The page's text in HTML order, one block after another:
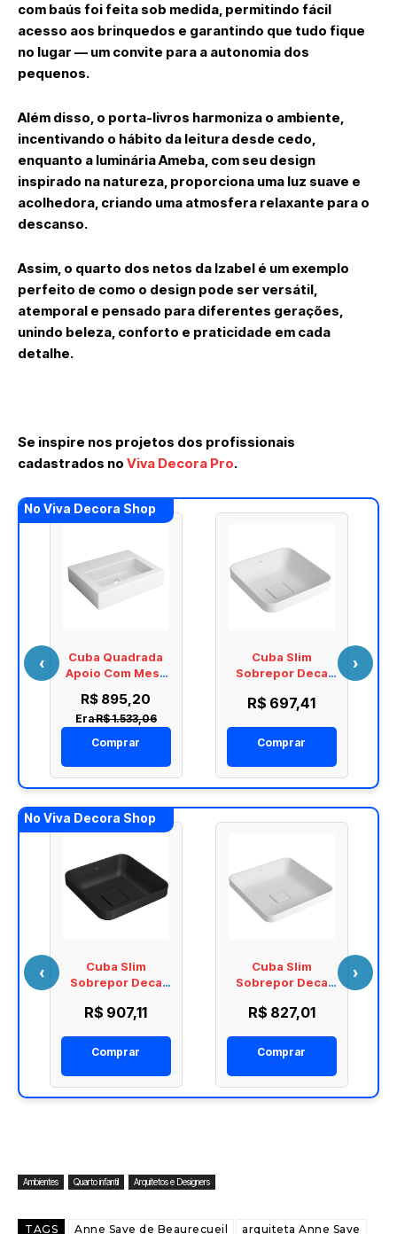
com baús foi feita sob medida, permitindo fácil
acesso aos brinquedos e garantindo que tudo fique
no lugar — um convite para a autonomia dos
pequenos.
Além disso, o porta-livros harmoniza o ambiente,
incentivando o hábito da leitura desde cedo,
enquanto a luminária Ameba, com seu design
inspirado na natureza, proporciona uma luz suave e
acolhedora, criando uma atmosfera relaxante para o
descanso.
Assim, o quarto dos netos da Izabel é um exemplo
perfeito de como o design pode ser versátil,
atemporal e pensado para diferentes gerações,
unindo beleza, conforto e praticidade em cada
detalhe.
Se inspire nos projetos dos profissionais
cadastrados no Viva Decora Pro.
No Viva Decora Shop
Cuba Quadrada
Apoio Com Mesa
R$ 895,20
EraR$ 1.533,06
Comprar
Cuba Slim
Sobrepor Deca
Branco
R$ 697,41
Comprar
‹ ›
No Viva Decora Shop
Cuba Slim
Sobrepor Deca
Ebano Fosco
R$ 907,11
Comprar
Cuba Slim
Sobrepor Deca
Branco
R$ 827,01
Comprar
‹ ›
Ambientes Quarto infantil Arquitetos e Designers
TAGS Anne Save de Beaurecueil arquiteta Anne Save